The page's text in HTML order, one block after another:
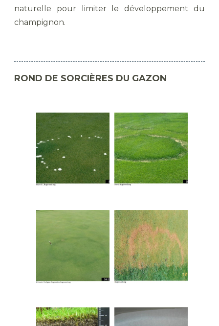
naturelle pour limiter le développement du
champignon.
ROND DE SORCIÈRES DU GAZON